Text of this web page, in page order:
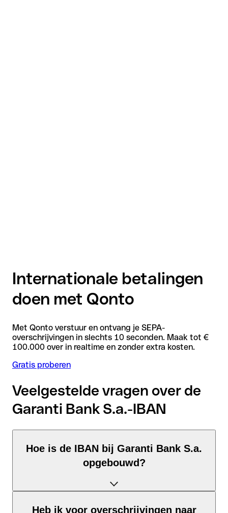
Internationale betalingen
doen met Qonto
Met Qonto verstuur en ontvang je SEPA-
overschrijvingen in slechts 10 seconden. Maak tot €
100.000 over in realtime en zonder extra kosten.
Gratis proberen
Veelgestelde vragen over de
Garanti Bank S.a.-IBAN
Hoe is de IBAN bij Garanti Bank S.a.
opgebouwd?
Heb ik voor overschrijvingen naar